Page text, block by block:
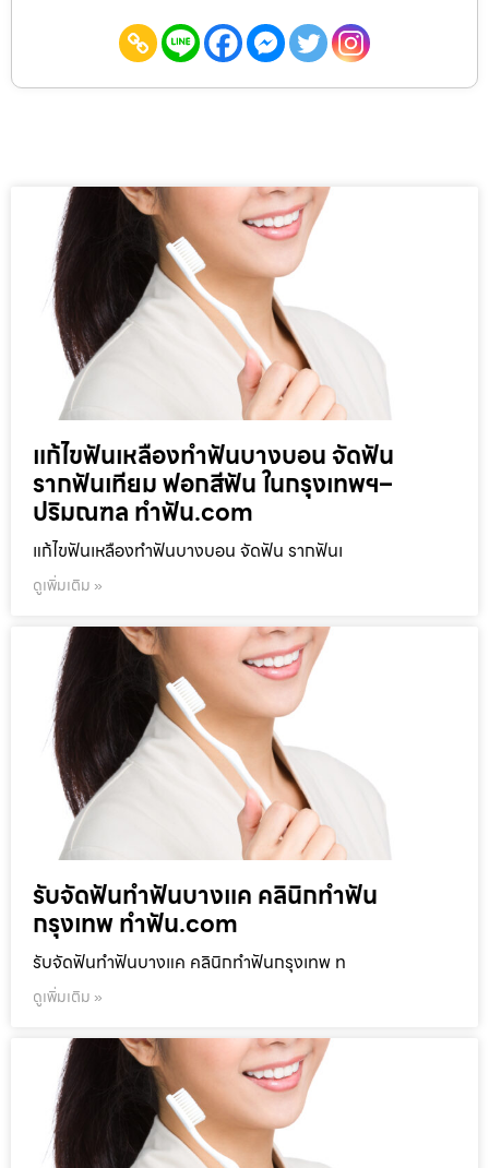
แก้ไขฟันเหลืองทำฟันบางบอน จัดฟัน
รากฟันเทียม ฟอกสีฟัน ในกรุงเทพฯ–
ปริมณฑล ทำฟัน.com
แก้ไขฟันเหลืองทำฟันบางบอน จัดฟัน รากฟันเ
ดูเพิ่มเติม »
รับจัดฟันทำฟันบางแค คลินิกทำฟัน
กรุงเทพ ทำฟัน.com
รับจัดฟันทำฟันบางแค คลินิกทำฟันกรุงเทพ ท
ดูเพิ่มเติม »